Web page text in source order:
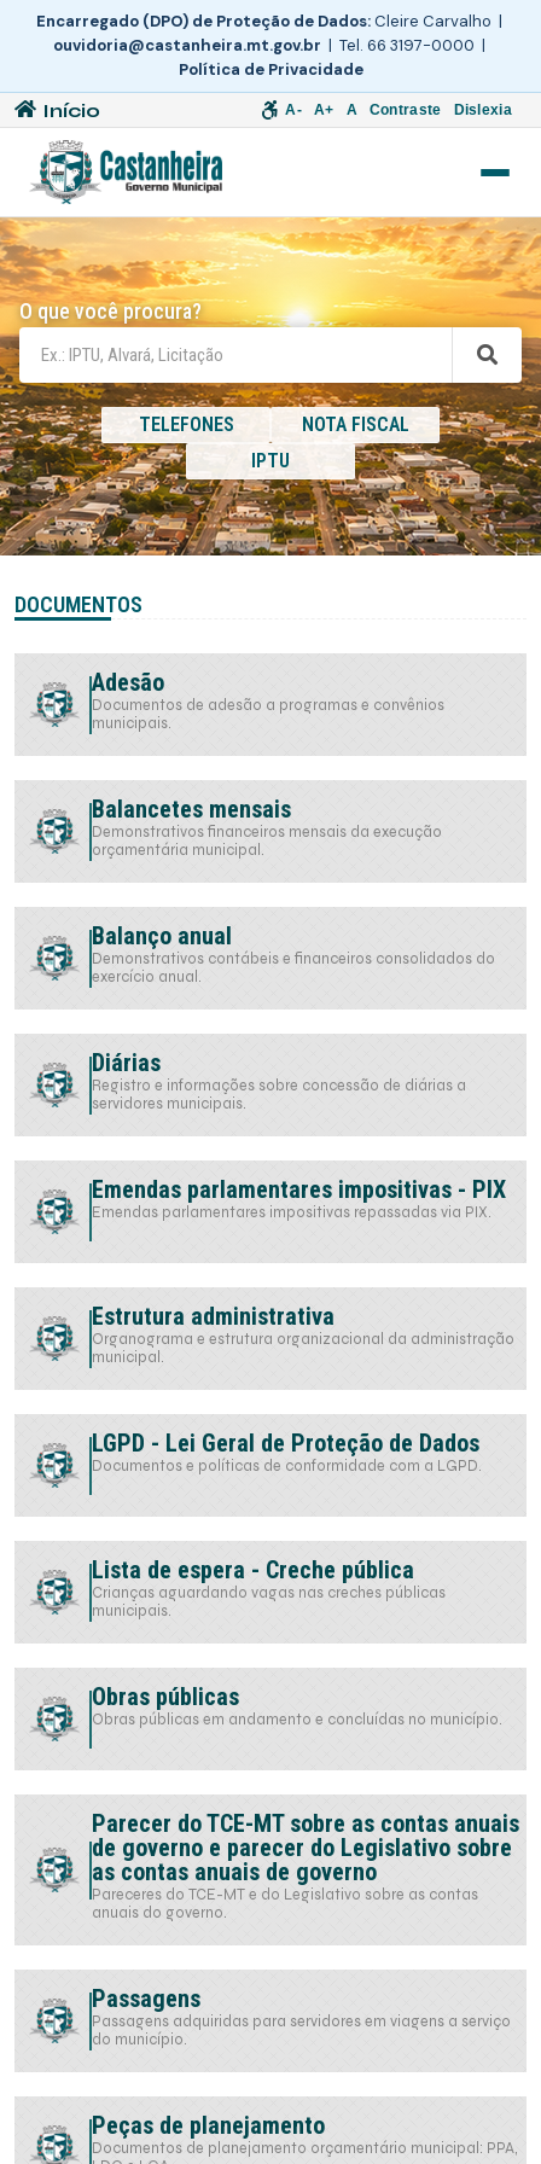
Encarregado (DPO) de Proteção de Dados:Cleire Carvalho |
ouvidoria@castanheira.mt.gov.br | Tel. 66 3197-0000 |
Política de Privacidade
Início A- A+ A Contraste Dislexia
O que você procura?
TELEFONES
NOTA FISCAL
IPTU
DOCUMENTOS
Adesão
Documentos de adesão a programas e convênios
municipais.
Balancetes mensais
Demonstrativos financeiros mensais da execução
orçamentária municipal.
Balanço anual
Demonstrativos contábeis e financeiros consolidados do
exercício anual.
Diárias
Registro e informações sobre concessão de diárias a
servidores municipais.
Emendas parlamentares impositivas - PIX
Emendas parlamentares impositivas repassadas via PIX.
Estrutura administrativa
Organograma e estrutura organizacional da administração
municipal.
LGPD - Lei Geral de Proteção de Dados
Documentos e políticas de conformidade com a LGPD.
Lista de espera - Creche pública
Crianças aguardando vagas nas creches públicas
municipais.
Obras públicas
Obras públicas em andamento e concluídas no município.
Parecer do TCE-MT sobre as contas anuais
de governo e parecer do Legislativo sobre
as contas anuais de governo
Pareceres do TCE-MT e do Legislativo sobre as contas
anuais do governo.
Passagens
Passagens adquiridas para servidores em viagens a serviço
do município.
Peças de planejamento
Documentos de planejamento orçamentário municipal: PPA,